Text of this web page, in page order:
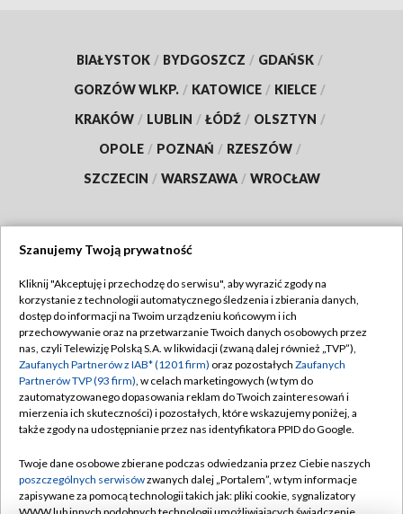
BIAŁYSTOK / BYDGOSZCZ / GDAŃSK /
GORZÓW WLKP. / KATOWICE / KIELCE /
KRAKÓW / LUBLIN / ŁÓDŹ / OLSZTYN /
OPOLE / POZNAŃ / RZESZÓW /
SZCZECIN / WARSZAWA / WROCŁAW
TVP
Abonament TVP
Emisja w TVP
Centrum informacji TVP
Naziemna Telewizja Cyfrowa
Rada Programowa
System NOS
Regulamin TVP
Polityka prywatności
Moje zgody
Pomoc
Kontakt
Szanujemy Twoją prywatność
Kliknij "Akceptuję i przechodzę do serwisu", aby wyrazić zgody na
korzystanie z technologii automatycznego śledzenia i zbierania danych,
dostęp do informacji na Twoim urządzeniu końcowym i ich
przechowywanie oraz na przetwarzanie Twoich danych osobowych przez
nas, czyli Telewizję Polską S.A. w likwidacji (zwaną dalej również „TVP”),
Zaufanych Partnerów z IAB* (1201 firm) oraz pozostałych Zaufanych
Partnerów TVP (93 firm), w celach marketingowych (w tym do
zautomatyzowanego dopasowania reklam do Twoich zainteresowań i
mierzenia ich skuteczności) i pozostałych, które wskazujemy poniżej, a
także zgody na udostępnianie przez nas identyfikatora PPID do Google.
Twoje dane osobowe zbierane podczas odwiedzania przez Ciebie naszych
poszczególnych serwisówzwanych dalej „Portalem”, w tym informacje
zapisywane za pomocą technologii takich jak: pliki cookie, sygnalizatory